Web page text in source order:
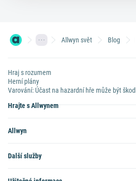
Allwyn svět Blog
Hraj s rozumem
Herní plány
Varování: Účast na hazardní hře může být
Hrajte s Allwynem
Allwyn
Další služby